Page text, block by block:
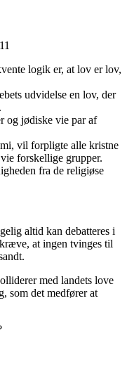
logik er, at lov er lov,
udvidelse en lov, der
og jødiske vie par af
vil forpligte alle kristne
forskellige grupper.
fra de religiøse
altid kan debatteres i
at ingen tvinges til
med landets love
som det medfører at